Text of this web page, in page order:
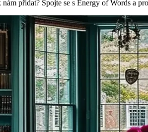
nám přidat? Spojte se s Energy of Words a